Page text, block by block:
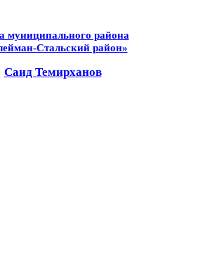
муниципального района
Стальский район»
Саид Темирханов